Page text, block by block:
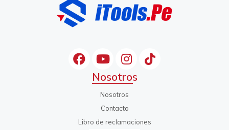
Nosotros
Nosotros
Contacto
Libro de reclamaciones